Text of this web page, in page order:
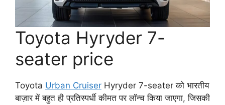
Toyota Hyryder 7-
seater price
Toyota Urban Cruiser Hyryder 7-seater को भारतीय
बाज़ार में बहुत ही प्रतिस्पर्धी कीमत पर लॉन्च किया जाएगा, जिसकी